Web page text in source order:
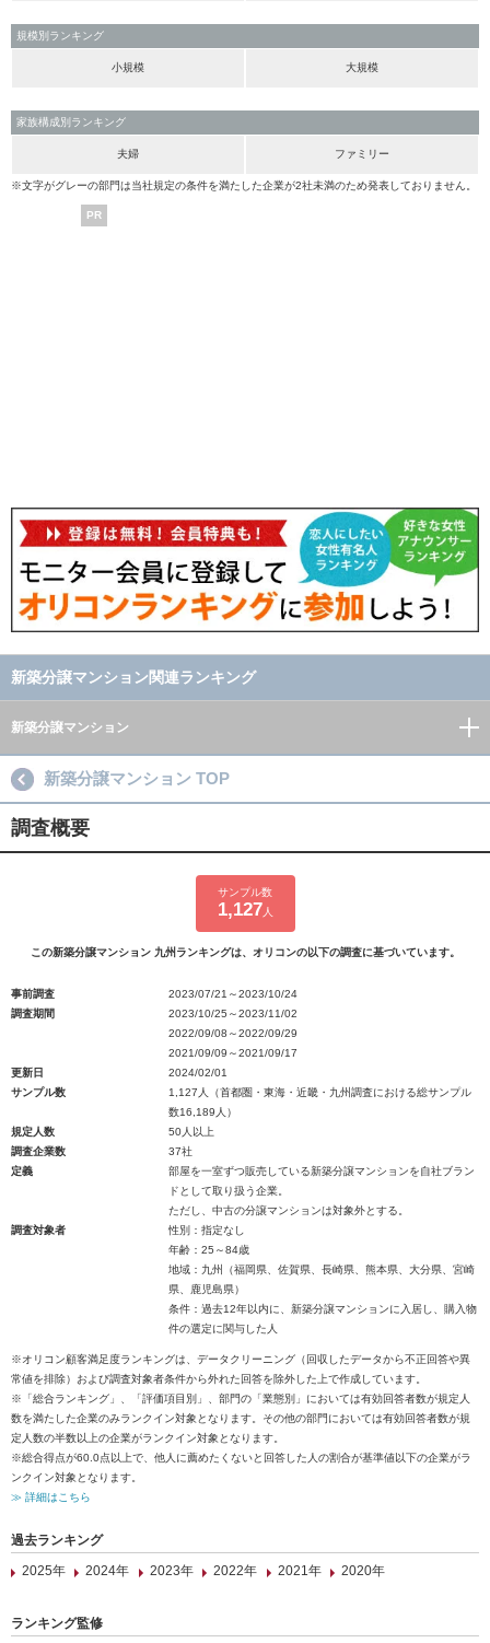
規模別ランキング
小規模 大規模
家族構成別ランキング
夫婦 ファミリー
※文字がグレーの部門は当社規定の条件を満たした企業が2社未満のため発表しておりません。
PR
新築分譲マンション関連ランキング
新築分譲マンション
新築分譲マンション TOP
調査概要
サンプル数
1,127 人
この新築分譲マンション 九州ランキングは、オリコンの以下の調査に基づいています。
事前調査
2023/07/21～2023/10/24
調査期間
2023/10/25～2023/11/02
2022/09/08～2022/09/29
2021/09/09～2021/09/17
更新日
2024/02/01
サンプル数
1,127人（首都圏・東海・近畿・九州調査における総サンプル
数16,189人）
規定人数
50人以上
調査企業数
37社
定義
部屋を一室ずつ販売している新築分譲マンションを自社ブラン
ドとして取り扱う企業。
ただし、中古の分譲マンションは対象外とする。
調査対象者
性別：指定なし
年齢：25～84歳
地域：九州（福岡県、佐賀県、長崎県、熊本県、大分県、宮崎
県、鹿児島県）
条件：過去12年以内に、新築分譲マンションに入居し、購入物
件の選定に関与した人
※オリコン顧客満足度ランキングは、データクリーニング（回収したデータから不正回答や異
常値を排除）および調査対象者条件から外れた回答を除外した上で作成しています。
※「総合ランキング」、「評価項目別」、部門の「業態別」においては有効回答者数が規定人
数を満たした企業のみランクイン対象となります。その他の部門においては有効回答者数が規
定人数の半数以上の企業がランクイン対象となります。
※総合得点が60.0点以上で、他人に薦めたくないと回答した人の割合が基準値以下の企業がラ
ンクイン対象となります。
≫ 詳細はこちら
過去ランキング
2025年
2024年 2023年 2022年 2021年 2020年
ランキング監修